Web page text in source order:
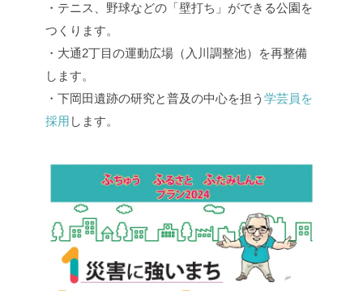
・テニス、野球などの「壁打ち」ができる公園を
つくります。
・大通2丁目の運動広場（入川調整池）を再整備
します。
・下岡田遺跡の研究と普及の中心を担う 学芸員を
採用 します。